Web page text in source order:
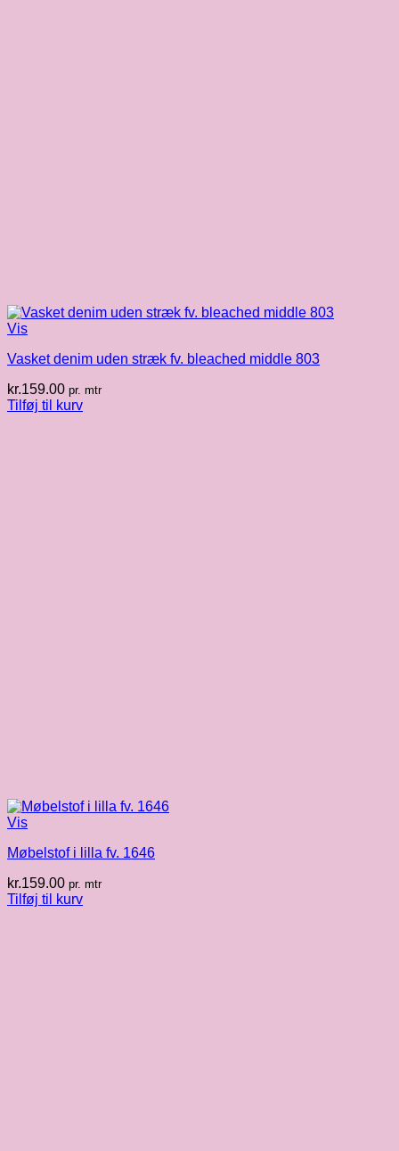
Vis
Vasket denim uden stræk fv. bleached middle 803
kr.159.00 pr. mtr
Tilføj til kurv
Vis
Møbelstof i lilla fv. 1646
kr.159.00 pr. mtr
Tilføj til kurv